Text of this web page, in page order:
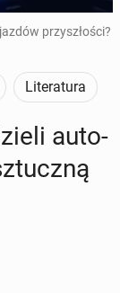
przyszłości?
Literatura
au­to­